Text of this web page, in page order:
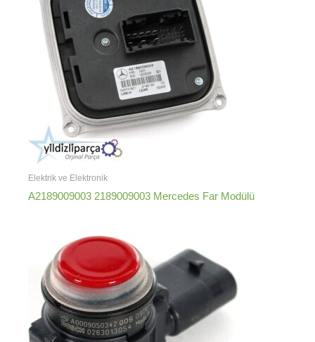
Elektrik ve Elektronik
A2189009003 2189009003 Mercedes Far Modülü